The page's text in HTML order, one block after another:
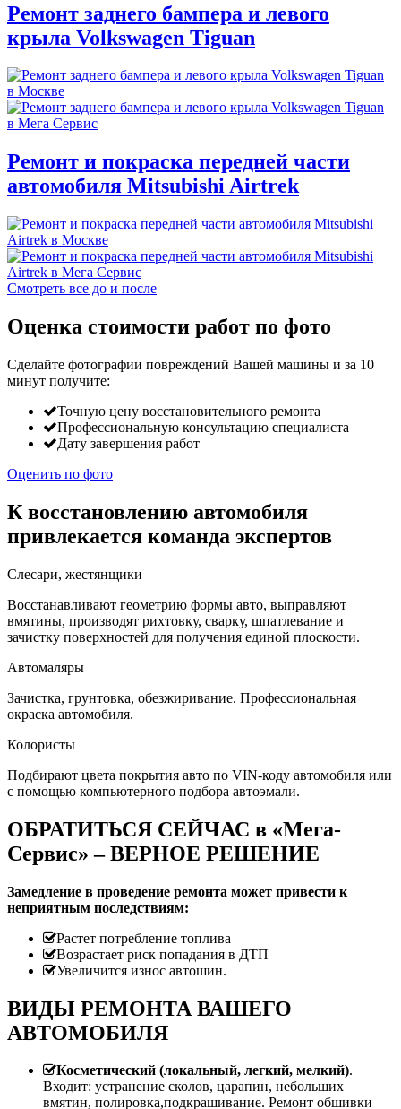
Ремонт заднего бампера и левого
крыла Volkswagen Tiguan
Ремонт и покраска передней части
автомобиля Mitsubishi Airtrek
Смотреть все до и после
Оценка стоимости работ по фото
Сделайте фотографии повреждений Вашей машины и за 10
минут получите:
Точную цену восстановительного ремонта
Профессиональную консультацию специалиста
Дату завершения работ
Оценить по фото
К восстановлению автомобиля
привлекается команда экспертов
Слесари, жестянщики
Восстанавливают геометрию формы авто, выправляют
вмятины, производят рихтовку, сварку, шпатлевание и
зачистку поверхностей для получения единой плоскости.
Автомаляры
Зачистка, грунтовка, обезжиривание. Профессиональная
окраска автомобиля.
Колористы
Подбирают цвета покрытия авто по VIN-коду автомобиля или
с помощью компьютерного подбора автоэмали.
ОБРАТИТЬСЯ СЕЙЧАС в «Мега-
Сервис» – ВЕРНОЕ РЕШЕНИЕ
Замедление в проведение ремонта может привести к
неприятным последствиям:
Растет потребление топлива
Возрастает риск попадания в ДТП
Увеличится износ автошин.
ВИДЫ РЕМОНТА ВАШЕГО
АВТОМОБИЛЯ
Косметический (локальный, легкий, мелкий).
Входит: устранение сколов, царапин, небольших
вмятин, полировка,подкрашивание. Ремонт обшивки